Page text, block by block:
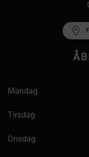
Mandag
Tirsdag
Onsdag